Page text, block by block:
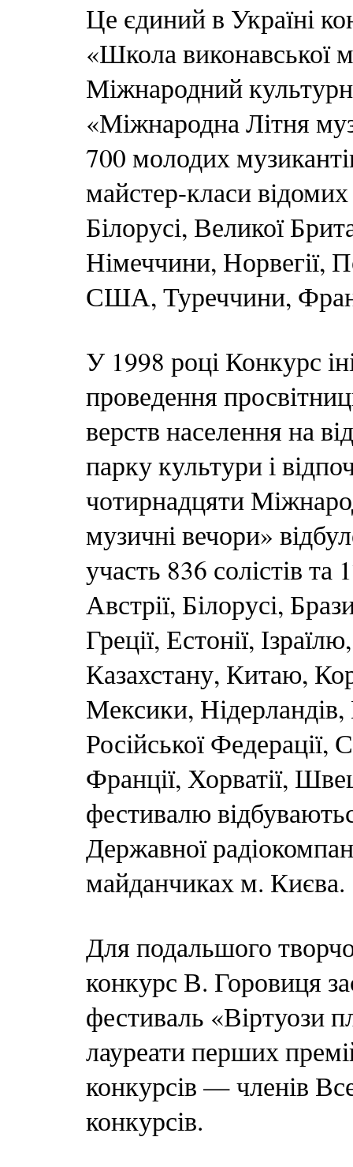
Це єдиний в Україні
«Школа виконавської
Міжнародний
«Міжнародна Літня
700 молодих
майстер-класи відомих
Білорусі, Великої
Німеччини, Норвегії,
США, Туреччини,
У 1998 році Конкурс
проведення
верств населення на
парку культури і
чотирнадцяти
музичні вечори»
участь 836 солістів та
Австрії, Білорусі,
Греції, Естонії,
Казахстану, Китаю,
Мексики, Нідерландів,
Російської
Франції, Хорватії,
фестивалю
Державної
майданчиках м. Києва.
Для подальшого
конкурс В. Горовиця
фестиваль «Віртуози
лауреати перших
конкурсів — членів
конкурсів.